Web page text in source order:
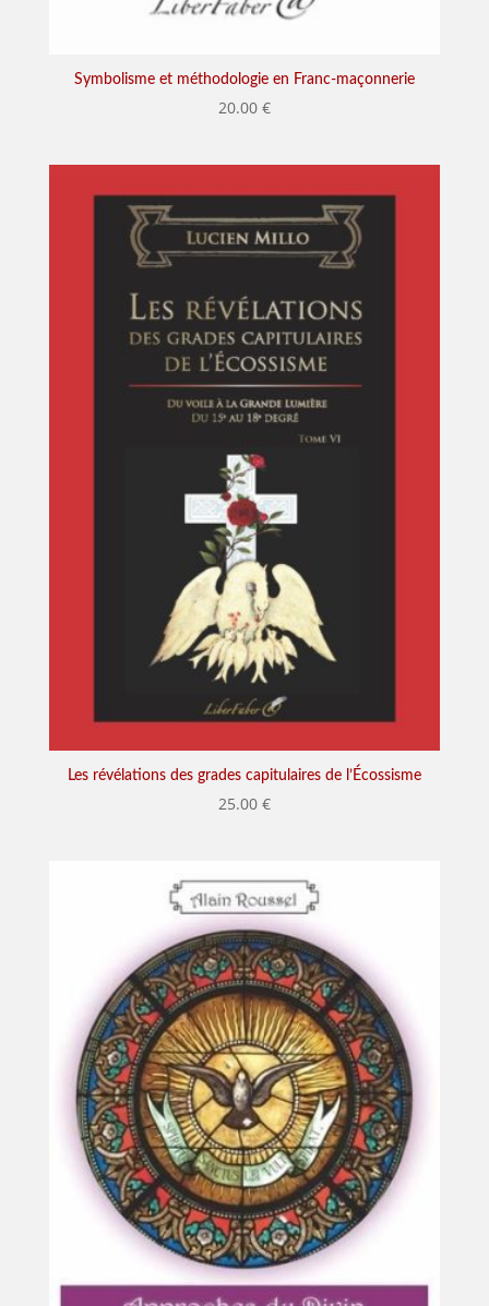
Symbolisme et méthodologie en Franc-maçonnerie
20.00 €
Les révélations des grades capitulaires de l’Écossisme
25.00 €